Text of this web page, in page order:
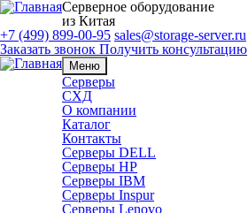
Серверное оборудование
из Китая
+7 (499) 899-00-95 sales@storage-server.ru
Заказать звонок Получить консультацию
Меню
Серверы
СХД
О компании
Каталог
Контакты
Серверы DELL
Серверы HP
Серверы IBM
Серверы Inspur
Серверы Lenovo